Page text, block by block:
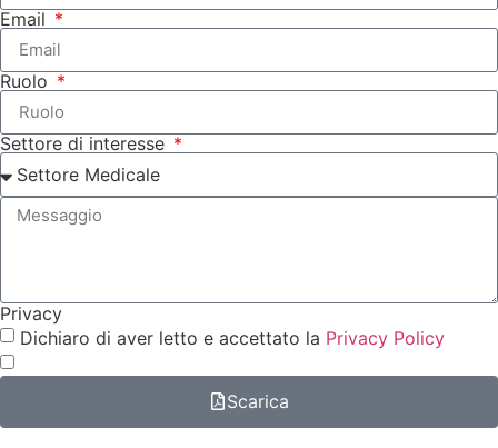
Email
Ruolo
Settore di interesse
Privacy
Dichiaro di aver letto e accettato la Privacy Policy
Scarica